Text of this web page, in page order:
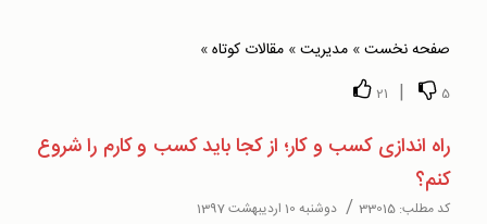
صفحه نخست» مدیریت» مقالات کوتاه»
5
|
21
راه‌ اندازی کسب و کار؛ از کجا باید کسب و کارم را شروع
کنم؟
کد مطلب: 33015
/ دوشنبه 10 اردیبهشت 1397